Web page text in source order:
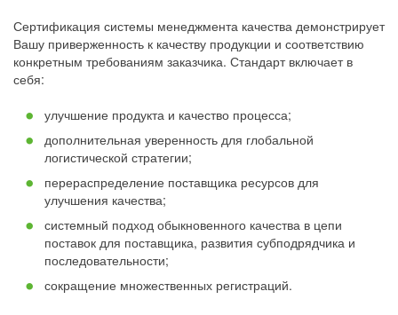
Сертификация системы менеджмента качества демонстрирует
Вашу приверженность к качеству продукции и соответствию
конкретным требованиям заказчика. Стандарт включает в
себя:
улучшение продукта и качество процесса;
дополнительная уверенность для глобальной
логистической стратегии;
перераспределение поставщика ресурсов для
улучшения качества;
системный подход обыкновенного качества в цепи
поставок для поставщика, развития субподрядчика и
последовательности;
сокращение множественных регистраций.